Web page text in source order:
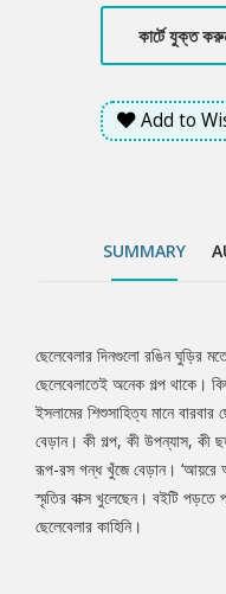
সবখানেই আমীরুল
আমার ছেলেবেলা’য়
পড়তে পড়তে মনে
কার্টে যুক্ত
Add to
SUMMARY
Tab
Article
ছেলেবেলার দিনগুলো রঙিন ঘুড়ির
ছেলেবেলাতেই অনেক গল্প থাকে।
ইসলামের শিশুসাহিত্য মানে
বেড়ান। কী গল্প, কী উপন্যাস, কী
রূপ-রস গন্ধ খুঁজে বেড়ান। ‘আয়রে
স্মৃতির বাক্স খুলেছেন। বইটি
ছেলেবেলার কাহিনি।